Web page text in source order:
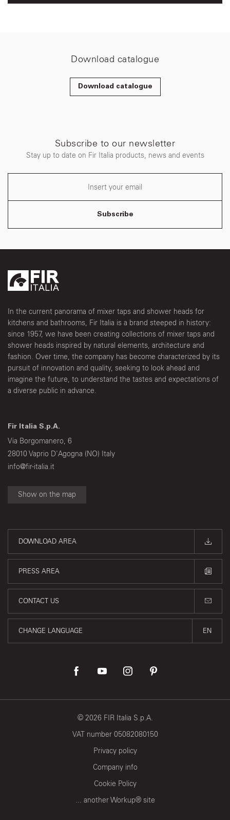
Download catalogue
Download catalogue
Subscribe to our newsletter
Stay up to date on Fir Italia products, news and events
Subscribe
In the current panorama of mixer taps and shower heads for
kitchens and bathrooms, Fir Italia is a brand steeped in history:
since 1957, we have been creating collections of mixer taps and
shower heads inspired by natural elements, architecture and
fashion. Over time, the company has become characterized by its
pursuit of innovation and quality, seeking to look ahead and
imagine the future, to understand the tastes and expectations of
a diverse public in advance.
Fir Italia S.p.A.
Via Borgomanero, 6
28010 Vaprio D'Agogna (NO) Italy
info@fir-italia.it
Show on the map
DOWNLOAD AREA
PRESS AREA
CONTACT US
CHANGE LANGUAGE EN
© 2026 FIR Italia S.p.A.
VAT number 05082080150
Privacy policy
Company info
Cookie Policy
... another Workup® site